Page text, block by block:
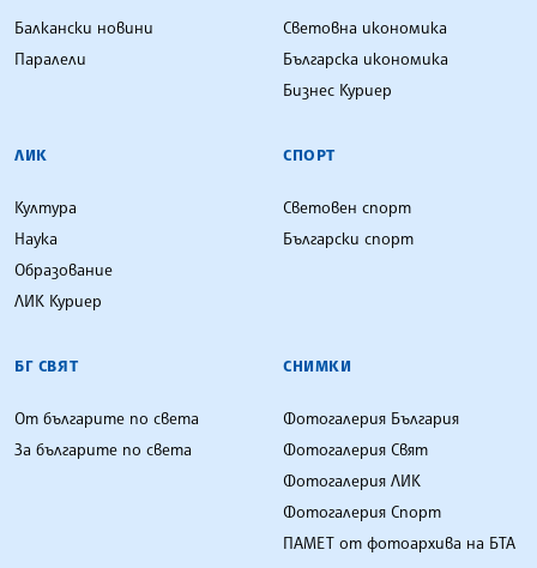
Балкански новини
Паралели
Световна икономика
Българска икономика
Бизнес Куриер
ЛИК
Култура
Наука
Образование
ЛИК Куриер
СПОРТ
Световен спорт
Български спорт
БГ СВЯТ
От българите по света
За българите по света
СНИМКИ
Фотогалерия България
Фотогалерия Свят
Фотогалерия ЛИК
Фотогалерия Спорт
ПАМЕТ от фотоархива на БТА